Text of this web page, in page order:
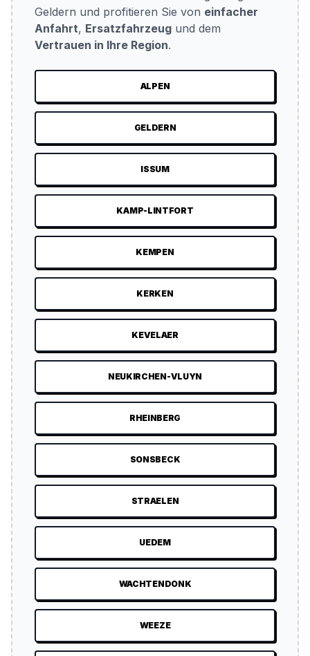
Geldern und profitieren Sie von einfacher
Anfahrt, Ersatzfahrzeug und dem
Vertrauen in Ihre Region.
ALPEN
GELDERN
ISSUM
KAMP-LINTFORT
KEMPEN
KERKEN
KEVELAER
NEUKIRCHEN-VLUYN
RHEINBERG
SONSBECK
STRAELEN
UEDEM
WACHTENDONK
WEEZE